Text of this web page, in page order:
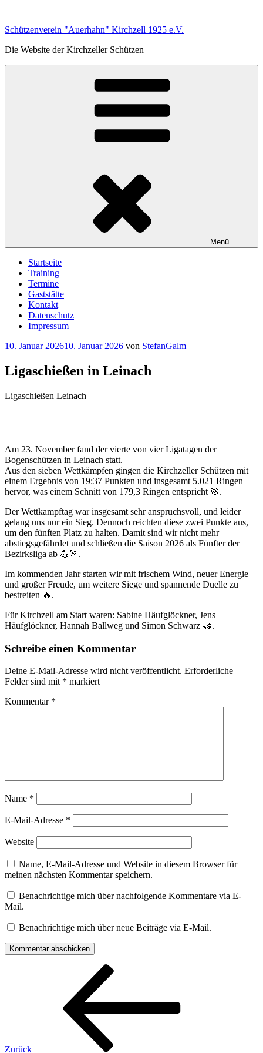
springen
Schützenverein "Auerhahn" Kirchzell 1925 e.V.
Die Website der Kirchzeller Schützen
Menü
Startseite
Training
Termine
Gaststätte
Kontakt
Datenschutz
Impressum
Veröffentlicht
10. Januar 202610. Januar 2026 von StefanGalm
Ligaschießen in Leinach
Ligaschießen Leinach
Am 23. November fand der vierte von vier Ligatagen der
Bogenschützen in Leinach statt.
Aus den sieben Wettkämpfen gingen die Kirchzeller Schützen mit
einem Ergebnis von 19:37 Punkten und insgesamt 5.021 Ringen
hervor, was einem Schnitt von 179,3 Ringen entspricht 🎯.
Der Wettkampftag war insgesamt sehr anspruchsvoll, und leider
gelang uns nur ein Sieg. Dennoch reichten diese zwei Punkte aus,
um den fünften Platz zu halten. Damit sind wir nicht mehr
abstiegsgefährdet und schließen die Saison 2026 als Fünfter der
Bezirksliga ab 💪🏹.
Im kommenden Jahr starten wir mit frischem Wind, neuer Energie
und großer Freude, um weitere Siege und spannende Duelle zu
bestreiten 🔥.
Für Kirchzell am Start waren: Sabine Häufglöckner, Jens
Häufglöckner, Hannah Ballweg und Simon Schwarz 🤝.
Schreibe einen Kommentar
Deine E-Mail-Adresse wird nicht veröffentlicht. Erforderliche
Felder sind mit * markiert
Kommentar *
Name *
E-Mail-Adresse *
Website
Name, E-Mail-Adresse und Website in diesem Browser für
meinen nächsten Kommentar speichern.
Benachrichtige mich über nachfolgende Kommentare via E-
Mail.
Benachrichtige mich über neue Beiträge via E-Mail.
Beitragsnavigation
Zurück